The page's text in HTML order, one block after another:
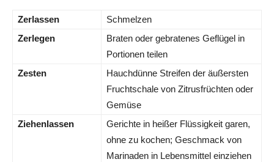
Zerlassen
Schmelzen
Zerlegen
Braten oder gebratenes Geflügel in
Portionen teilen
Zesten
Hauchdünne Streifen der äußersten
Fruchtschale von Zitrusfrüchten oder
Gemüse
Ziehenlassen
Gerichte in heißer Flüssigkeit garen,
ohne zu kochen; Geschmack von
Marinaden in Lebensmittel einziehen